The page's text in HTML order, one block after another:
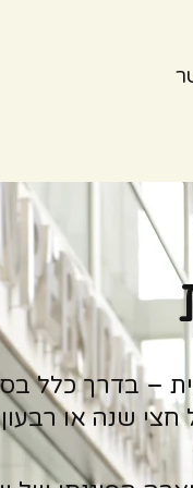
– בדרך כלל
חצי שנה או